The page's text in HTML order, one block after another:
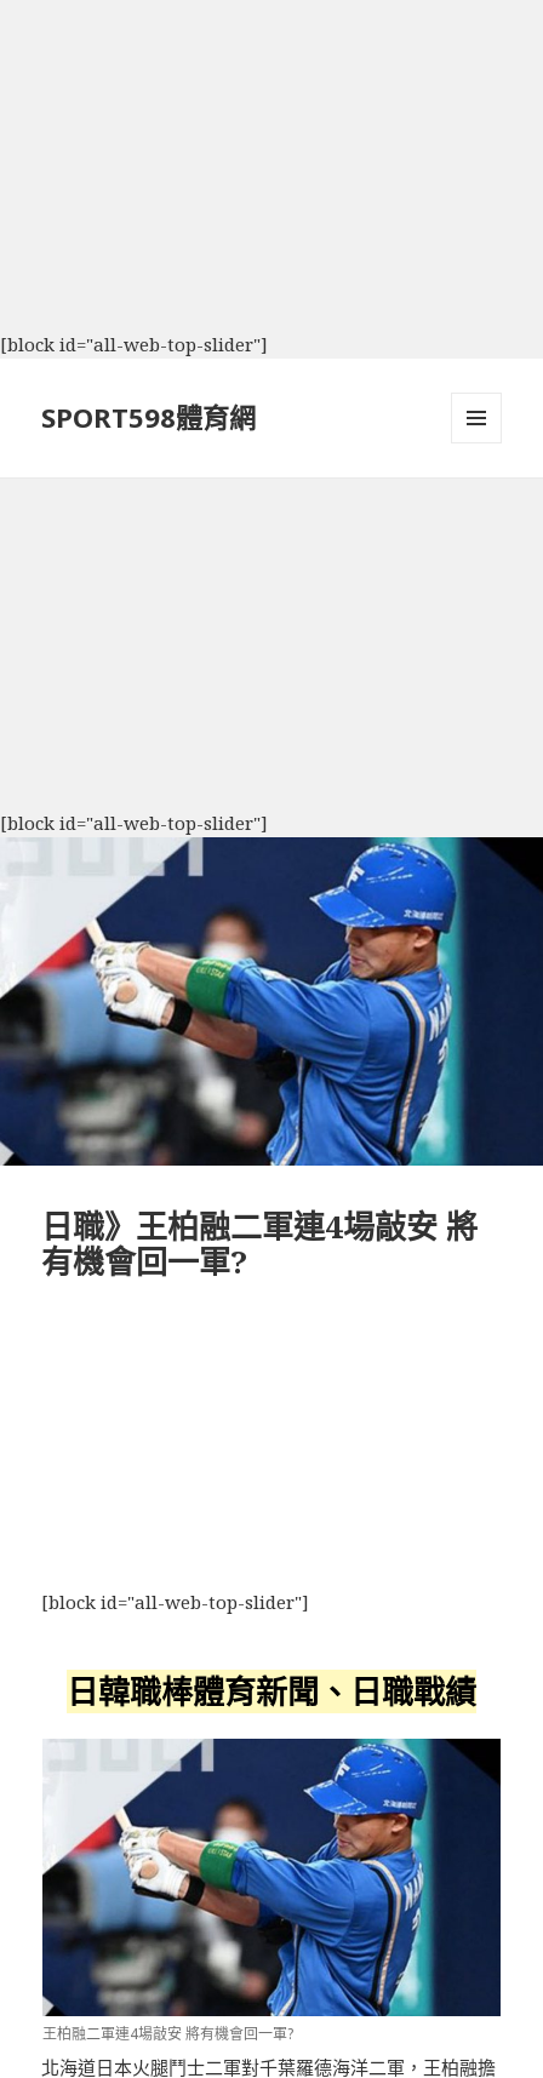
[block id="all-web-top-slider"]
SPORT598體育網
[block id="all-web-top-slider"]
日職》王柏融二軍連4場敲安 將
有機會回一軍?
[block id="all-web-top-slider"]
日韓職棒體育新聞、日職戰績
王柏融二軍連4場敲安 將有機會回一軍?
北海道日本火腿鬥士二軍對千葉羅德海洋二軍， 王柏融擔